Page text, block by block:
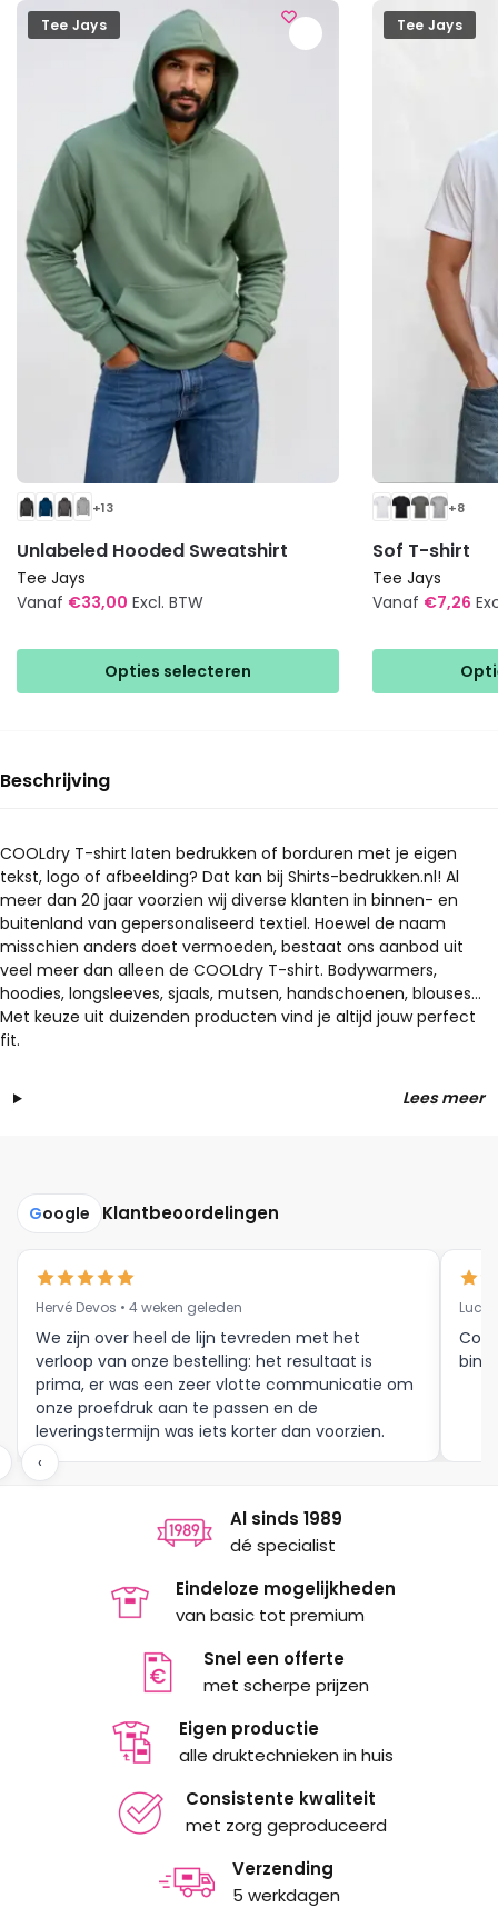
Tee Jays
+13
Unlabeled Hooded Sweatshirt
Tee Jays
Vanaf €33,00 Excl. BTW
Opties selecteren
heeft
Deze
gekozen
worden
op
de
productpagina
Tee Jays
+8
Sof T-shirt
Tee Jays
Vanaf €7,26
heeft
gekozen
worden
op
de
productpagina
Beschrijving
COOLdry T-shirt laten bedrukken of borduren met je eigen
tekst, logo of afbeelding? Dat kan bij Shirts-bedrukken.nl! Al
meer dan 20 jaar voorzien wij diverse klanten in binnen- en
buitenland van gepersonaliseerd textiel. Hoewel de naam
misschien anders doet vermoeden, bestaat ons aanbod uit
veel meer dan alleen de COOLdry T-shirt. Bodywarmers,
hoodies, longsleeves, sjaals, mutsen, handschoenen, blouses…
Met keuze uit duizenden producten vind je altijd jouw perfect
fit.
Lees meer
Google Klantbeoordelingen
Hervé Devos • 4 weken geleden
We zijn over heel de lijn tevreden met het
verloop van onze bestelling: het resultaat is
prima, er was een zeer vlotte communicatie om
onze proefdruk aan te passen en de
leveringstermijn was iets korter dan voorzien.
Meer moet dat niet zijn.
Luc
‹
Al sinds 1989
dé specialist
Eindeloze mogelijkheden
van basic tot premium
Snel een offerte
met scherpe prijzen
Eigen productie
alle druktechnieken in huis
Consistente kwaliteit
met zorg geproduceerd
Verzending
5 werkdagen